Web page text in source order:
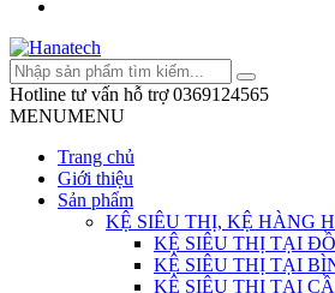
Hotline tư vấn hỗ trợ 0369124565
MENUMENU
Trang chủ
Giới thiệu
Sản phẩm
KỆ SIÊU THỊ, KỆ HÀNG
KỆ SIÊU THỊ TẠI
KỆ SIÊU THỊ TẠI
KỆ SIÊU THỊ TẠI